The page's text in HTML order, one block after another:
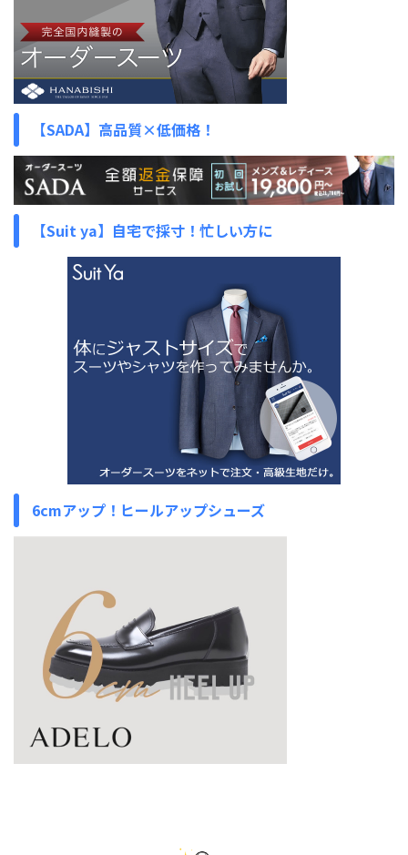
【SADA】高品質×低価格！
【Suit ya】自宅で採寸！忙しい方に
6cmアップ！ヒールアップシューズ